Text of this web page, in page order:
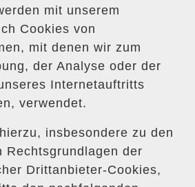
mit unserem
Cookies von
mit denen wir zum
der Analyse oder der
Internetauftritts
verwendet.
insbesondere zu den
Rechtsgrundlagen der
Drittanbieter-Cookies,